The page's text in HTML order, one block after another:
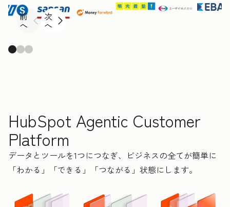
前
へ
次
へ
HubSpot Agentic Customer
Platform
データとツールを1つにつなぎ、ビジネスの全てが簡単に
「わかる」「できる」「つながる」状態にします。